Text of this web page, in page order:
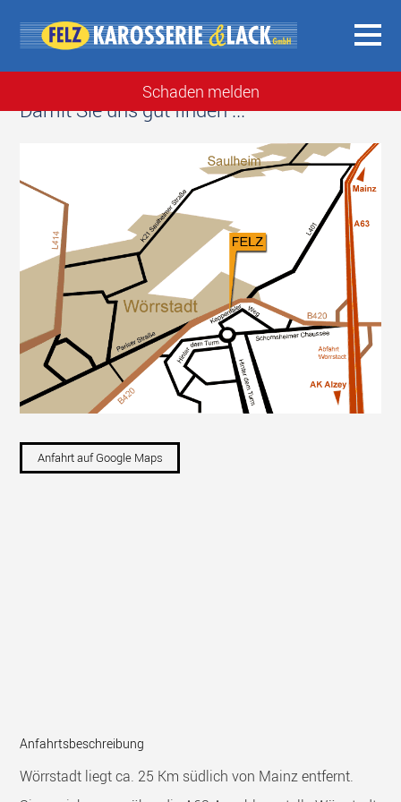
Schaden melden
Damit Sie uns gut finden ...
Anfahrt auf Google Maps
Anfahrtsbeschreibung
Wörrstadt liegt ca. 25 Km südlich von Mainz entfernt.